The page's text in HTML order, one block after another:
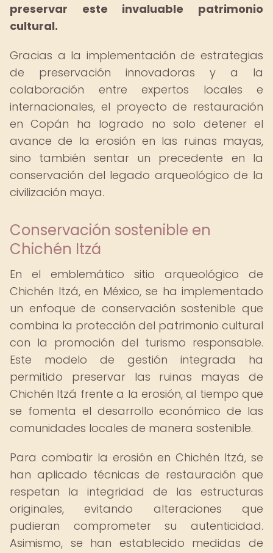
preservar este invaluable patrimonio
cultural.
Gracias a la implementación de estrategias
de preservación innovadoras y a la
colaboración entre expertos locales e
internacionales, el proyecto de restauración
en Copán ha logrado no solo detener el
avance de la erosión en las ruinas mayas,
sino también sentar un precedente en la
conservación del legado arqueológico de la
civilización maya.
Conservación sostenible en
Chichén Itzá
En el emblemático sitio arqueológico de
Chichén Itzá, en México, se ha implementado
un enfoque de conservación sostenible que
combina la protección del patrimonio cultural
con la promoción del turismo responsable.
Este modelo de gestión integrada ha
permitido preservar las ruinas mayas de
Chichén Itzá frente a la erosión, al tiempo que
se fomenta el desarrollo económico de las
comunidades locales de manera sostenible.
Para combatir la erosión en Chichén Itzá, se
han aplicado técnicas de restauración que
respetan la integridad de las estructuras
originales, evitando alteraciones que
pudieran comprometer su autenticidad.
Asimismo, se han establecido medidas de